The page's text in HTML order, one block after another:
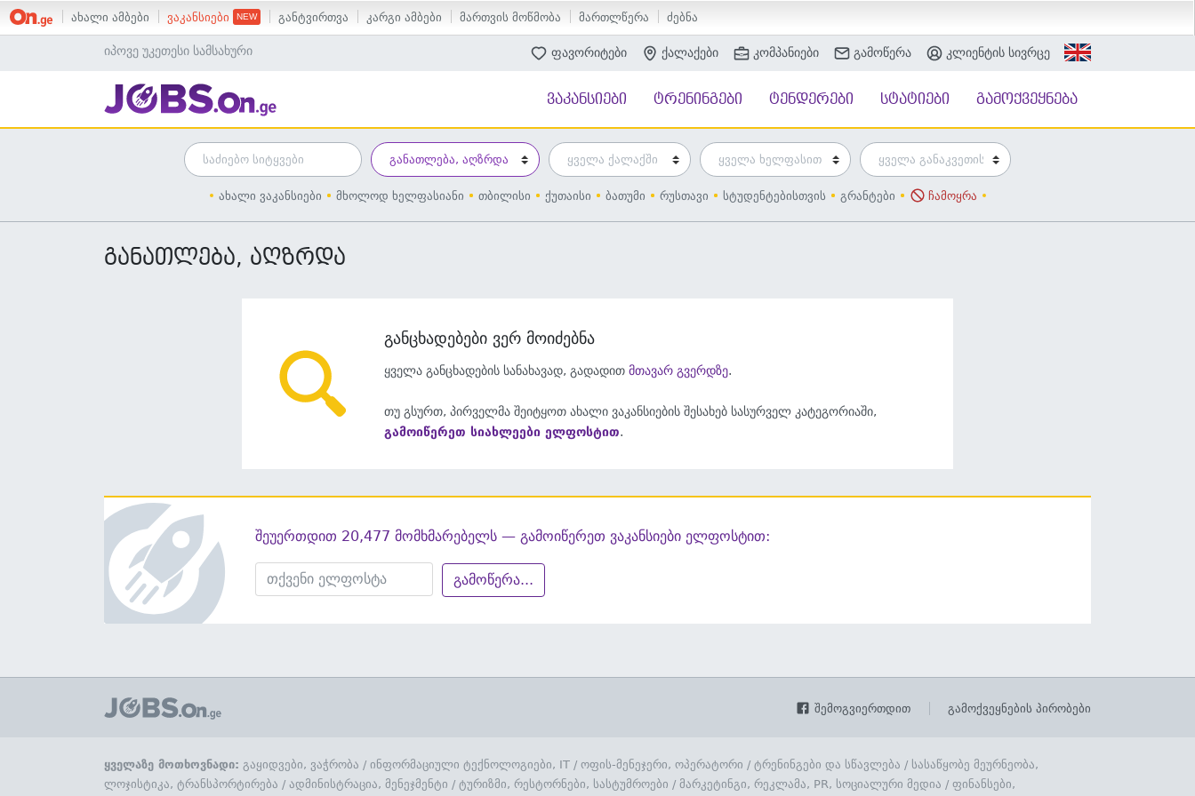
ახალი ამბები ვაკანსიები განტვირთვა კარგი ამბები მართვის მოწმობა მართლწერა ძებნა
იპოვე უკეთესი სამსახური ფავორიტები ქალაქები კომპანიები გამოწერა კლიენტის სივრცე
ვაკანსიები ტრენინგები ტენდერები სტატიები გამოქვეყნება
ახალი ვაკანსიები მხოლოდ ხელფასიანი თბილისი ქუთაისი ბათუმი რუსთავი სტუდენტებისთვის გრანტები ჩამოყრა
განათლება, აღზრდა
განცხადებები ვერ მოიძებნა
ყველა განცხადების სანახავად, გადადით მთავარ გვერდზე.
თუ გსურთ, პირველმა შეიტყოთ ახალი ვაკანსიების შესახებ სასურველ კატეგორიაში,
გამოიწერეთ სიახლეები ელფოსტით.
შეუერთდით 20,477 მომხმარებელს — გამოიწერეთ ვაკანსიები ელფოსტით:
გამოწერა...
შემოგვიერთდით გამოქვეყნების პირობები
ყველაზე მოთხოვნადი: გაყიდვები, ვაჭრობა / ინფორმაციული ტექნოლოგიები, IT / ოფის-მენეჯერი, ოპერატორი / ტრენინგები და სწავლება / სასაწყობე მეურნეობა,
ლოჯისტიკა, ტრანსპორტირება / ადმინისტრაცია, მენეჯმენტი / ტურიზმი, რესტორნები, სასტუმროები / მარკეტინგი, რეკლამა, PR, სოციალური მედია / ფინანსები,